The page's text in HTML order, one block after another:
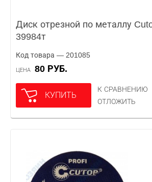
Диск отрезной по металлу
39984т
Код товара — 201085
ЦЕНА 80 РУБ.
КУПИТЬ
К СРАВНЕНИЮ
ОТЛОЖИТЬ